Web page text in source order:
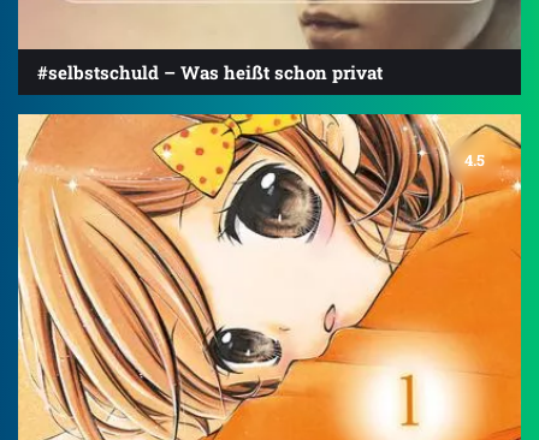
#selbstschuld – Was heißt schon privat
4.5